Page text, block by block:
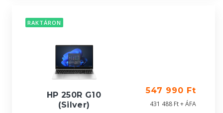
RAKTÁRON
HP 250R G10
(Silver)
547 990 Ft
431 488 Ft + ÁFA